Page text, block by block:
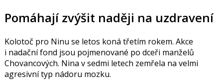
Pomáhají zvýšit naději na uzdravení
Kolotoč pro Ninu se letos koná třetím rokem. Akce
i nadační fond jsou pojmenované po dceři manželů
Chovancových. Nina v sedmi letech zemřela na velmi
agresivní typ nádoru mozku.